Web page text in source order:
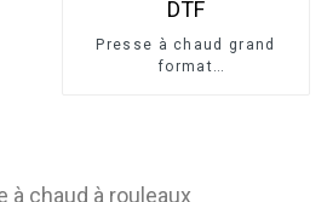
Presse à chaud grand
format